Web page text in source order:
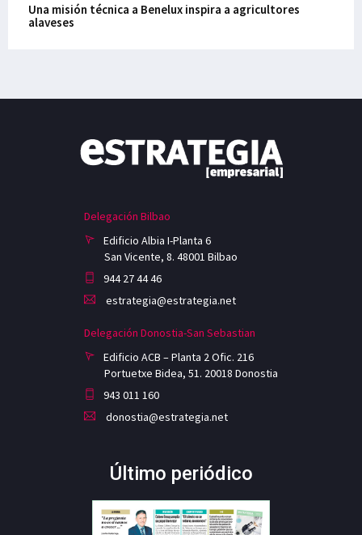
Una misión técnica a Benelux inspira a agricultores
alaveses
Delegación Bilbao
Edificio Albia I-Planta 6
San Vicente, 8. 48001 Bilbao
944 27 44 46
estrategia@estrategia.net
Delegación Donostia-San Sebastian
Edificio ACB – Planta 2 Ofic. 216
Portuetxe Bidea, 51. 20018 Donostia
943 011 160
donostia@estrategia.net
Último periódico